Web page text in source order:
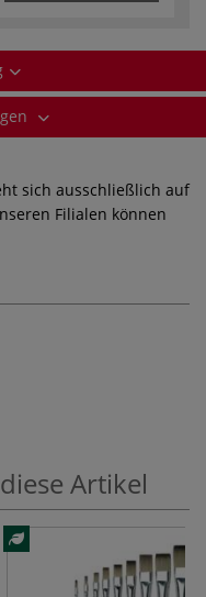
sich ausschließlich auf
Filialen können
Artikel